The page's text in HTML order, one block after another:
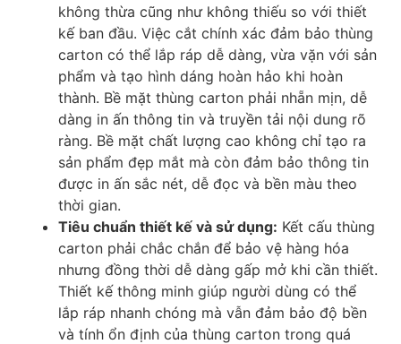
không thừa cũng như không thiếu so với thiết
kế ban đầu. Việc cắt chính xác đảm bảo thùng
carton có thể lắp ráp dễ dàng, vừa vặn với sản
phẩm và tạo hình dáng hoàn hảo khi hoàn
thành. Bề mặt thùng carton phải nhẵn mịn, dễ
dàng in ấn thông tin và truyền tải nội dung rõ
ràng. Bề mặt chất lượng cao không chỉ tạo ra
sản phẩm đẹp mắt mà còn đảm bảo thông tin
được in ấn sắc nét, dễ đọc và bền màu theo
thời gian.
Tiêu chuẩn thiết kế và sử dụng: Kết cấu thùng
carton phải chắc chắn để bảo vệ hàng hóa
nhưng đồng thời dễ dàng gấp mở khi cần thiết.
Thiết kế thông minh giúp người dùng có thể
lắp ráp nhanh chóng mà vẫn đảm bảo độ bền
và tính ổn định của thùng carton trong quá